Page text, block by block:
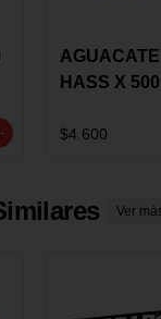
AGUACATE
HASS X 500
$4.600
Ver